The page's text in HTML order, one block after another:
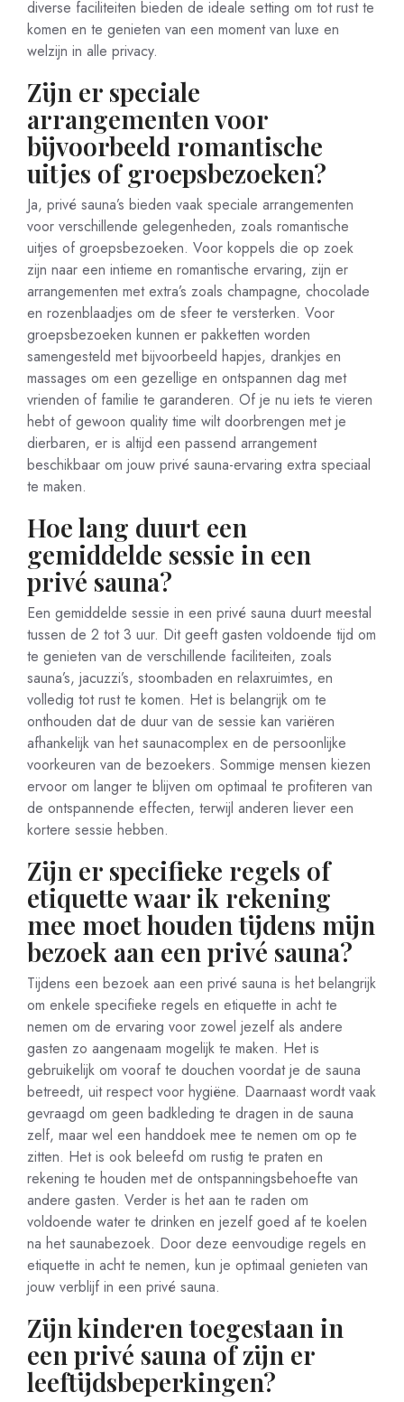
diverse faciliteiten bieden de ideale setting om tot rust te
komen en te genieten van een moment van luxe en
welzijn in alle privacy.
Zijn er speciale
arrangementen voor
bijvoorbeeld romantische
uitjes of groepsbezoeken?
Ja, privé sauna’s bieden vaak speciale arrangementen
voor verschillende gelegenheden, zoals romantische
uitjes of groepsbezoeken. Voor koppels die op zoek
zijn naar een intieme en romantische ervaring, zijn er
arrangementen met extra’s zoals champagne, chocolade
en rozenblaadjes om de sfeer te versterken. Voor
groepsbezoeken kunnen er pakketten worden
samengesteld met bijvoorbeeld hapjes, drankjes en
massages om een gezellige en ontspannen dag met
vrienden of familie te garanderen. Of je nu iets te vieren
hebt of gewoon quality time wilt doorbrengen met je
dierbaren, er is altijd een passend arrangement
beschikbaar om jouw privé sauna-ervaring extra speciaal
te maken.
Hoe lang duurt een
gemiddelde sessie in een
privé sauna?
Een gemiddelde sessie in een privé sauna duurt meestal
tussen de 2 tot 3 uur. Dit geeft gasten voldoende tijd om
te genieten van de verschillende faciliteiten, zoals
sauna’s, jacuzzi’s, stoombaden en relaxruimtes, en
volledig tot rust te komen. Het is belangrijk om te
onthouden dat de duur van de sessie kan variëren
afhankelijk van het saunacomplex en de persoonlijke
voorkeuren van de bezoekers. Sommige mensen kiezen
ervoor om langer te blijven om optimaal te profiteren van
de ontspannende effecten, terwijl anderen liever een
kortere sessie hebben.
Zijn er specifieke regels of
etiquette waar ik rekening
mee moet houden tijdens mijn
bezoek aan een privé sauna?
Tijdens een bezoek aan een privé sauna is het belangrijk
om enkele specifieke regels en etiquette in acht te
nemen om de ervaring voor zowel jezelf als andere
gasten zo aangenaam mogelijk te maken. Het is
gebruikelijk om vooraf te douchen voordat je de sauna
betreedt, uit respect voor hygiëne. Daarnaast wordt vaak
gevraagd om geen badkleding te dragen in de sauna
zelf, maar wel een handdoek mee te nemen om op te
zitten. Het is ook beleefd om rustig te praten en
rekening te houden met de ontspanningsbehoefte van
andere gasten. Verder is het aan te raden om
voldoende water te drinken en jezelf goed af te koelen
na het saunabezoek. Door deze eenvoudige regels en
etiquette in acht te nemen, kun je optimaal genieten van
jouw verblijf in een privé sauna.
Zijn kinderen toegestaan in
een privé sauna of zijn er
leeftijdsbeperkingen?